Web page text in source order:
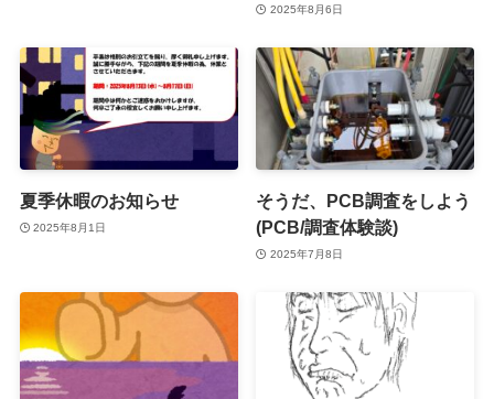
2025年8月6日
夏季休暇のお知らせ
2025年8月1日
そうだ、PCB調査をしよう
(PCB/調査体験談)
2025年7月8日